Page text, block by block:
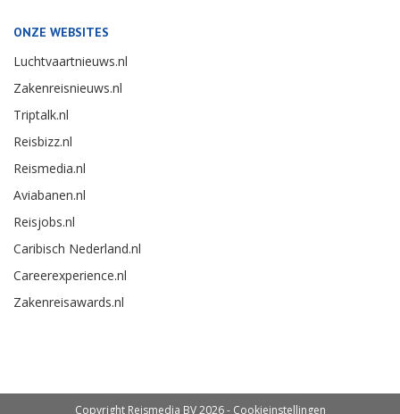
ONZE WEBSITES
Luchtvaartnieuws.nl
Zakenreisnieuws.nl
Triptalk.nl
Reisbizz.nl
Reismedia.nl
Aviabanen.nl
Reisjobs.nl
Caribisch Nederland.nl
Careerexperience.nl
Zakenreisawards.nl
Copyright Reismedia BV 2026 - Cookieinstellingen